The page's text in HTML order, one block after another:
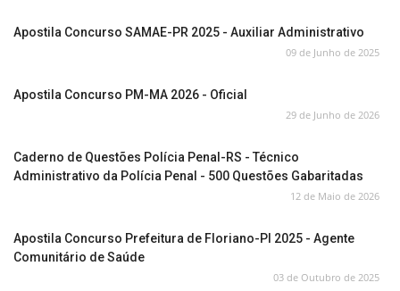
Apostila Concurso SAMAE-PR 2025 - Auxiliar Administrativo
09 de Junho de 2025
Apostila Concurso PM-MA 2026 - Oficial
29 de Junho de 2026
Caderno de Questões Polícia Penal-RS - Técnico
Administrativo da Polícia Penal - 500 Questões Gabaritadas
12 de Maio de 2026
Apostila Concurso Prefeitura de Floriano-PI 2025 - Agente
Comunitário de Saúde
03 de Outubro de 2025